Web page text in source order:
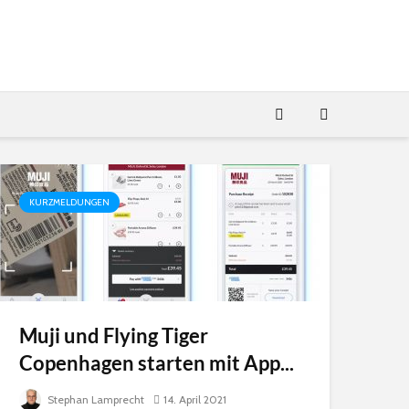
KURZMELDUNGEN
Muji und Flying Tiger
Copenhagen starten mit App...
Stephan Lamprecht 14. April 2021
SES-imagotag